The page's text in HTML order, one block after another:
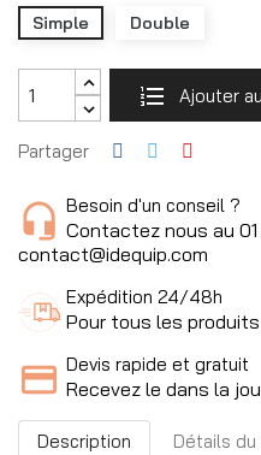
Simple Double
Ajouter
Partager
Besoin d'un conseil ?
Contactez nous au 01
contact@idequip.com
Expédition 24/48h
Pour tous les
Devis rapide et gratuit
Recevez le dans la
Description Détails